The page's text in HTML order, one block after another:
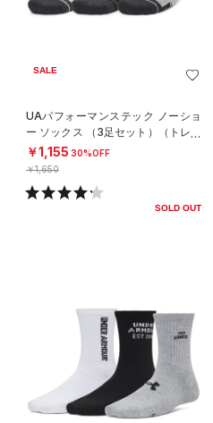
SALE
UAパフォーマンステック ノーショ
ー ソックス （3足セット）（トレー
ニング/UNISEX）
￥1,155 30%OFF
￥1,650
SOLD OUT